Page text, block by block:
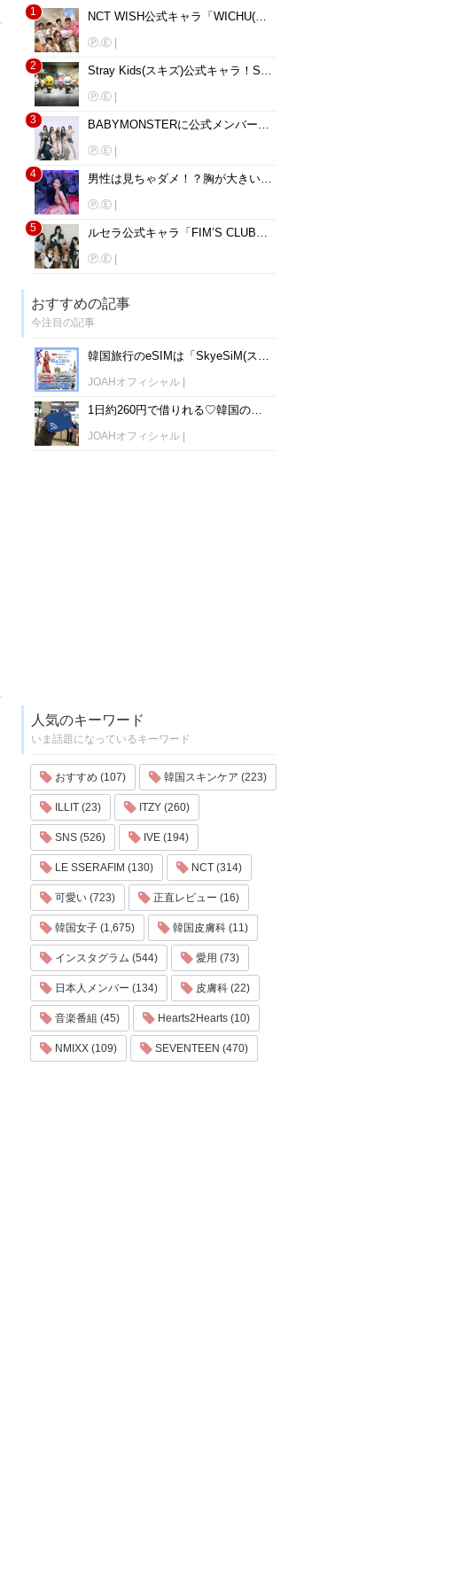
1 NCT WISH公式キャラ「WICHU(ウィチュ)」！名前、読み方、動物を大公開♡
Ⓟ.Ⓔ|
2
Stray Kids(スキズ)公式キャラ！SKZOOの名前、読み方、動物を大公開♡
Ⓟ.Ⓔ|
3
BABYMONSTERに公式メンバーカラーはある？メンバー別に紹介♡
Ⓟ.Ⓔ|
4
男性は見ちゃダメ！？胸が大きいと話題の韓国女性アイドル15人を紹介♡
Ⓟ.Ⓔ|
5
ルセラ公式キャラ「FIM’S CLUB」！名前、読み方、動物を大公開♡
Ⓟ.Ⓔ|
おすすめの記事
今注目の記事
韓国旅行のeSIMは「SkyeSiM(スカイイーシム)」！1日単位で最安値380円から利用可能！
JOAHオフィシャル|
1日約260円で借りれる♡韓国のWiFiレンタルおすすめ「WiFi弁当(WiFi Dosirak)」
JOAHオフィシャル|
人気のキーワード
いま話題になっているキーワード
おすすめ (107) 韓国スキンケア (223)
ILLIT (23) ITZY (260)
SNS (526) IVE (194)
LE SSERAFIM (130) NCT (314)
可愛い (723) 正直レビュー (16)
韓国女子 (1,675) 韓国皮膚科 (11)
インスタグラム (544) 愛用 (73)
日本人メンバー (134) 皮膚科 (22)
音楽番組 (45) Hearts2Hearts (10)
NMIXX (109) SEVENTEEN (470)